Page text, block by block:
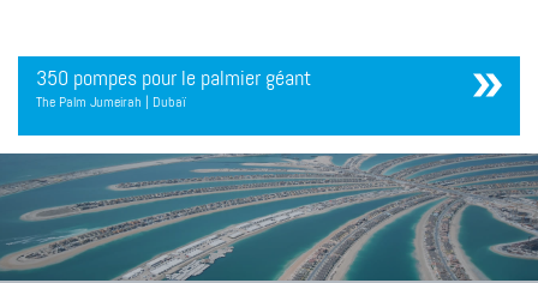
350 pompes pour le palmier géant
The Palm Jumeirah | Dubaï